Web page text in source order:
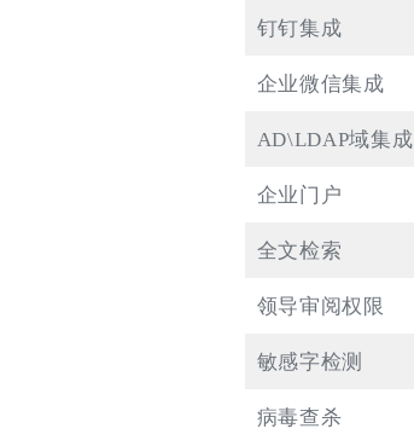
钉钉集成
企业微信集成
AD\LDAP域集成
企业门户
全文检索
领导审阅权限
敏感字检测
病毒查杀